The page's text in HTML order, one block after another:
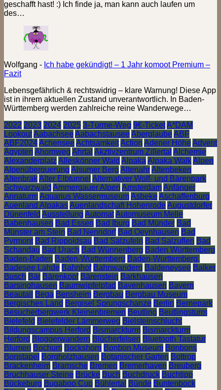
geschafft hast! :) Ich finde ja, man kann auch laufen um
des…
Wolfgang - Ich habe gekündigt! – 1 Jahr komoot Premium –
Fazit
Lebensgefährlich & rechtswidrig – klare Warnung! Diese App
ist in ihrem aktuellen Zustand unverantwortlich. In Baden-
Württemberg werden zahlreiche reine Wanderwege…
2022 2023 2024 2025 3-Türme-Weg 9€-TicketA*DAM
LookoutAabachseeAabachstauseeAberglaubeABF
ABF2024AchenseeAchtsamkeitAction Adener HöheAdvent
Ägypten Ahornweg Ahrtal Akztivzentrum Zillertal Alchemie
Alexanderplatz Alleskönner Wald Alpaka Alpaka WalkAlpen
Alpenüberquerung Alsumer Berg AltenahrAltenbeken
AltenbrakAlter Elbtunnel Alternativer Wolf- und Bärenpark
Schwarzwald Ammergauer Alpen AmsterdamAnfänger
AnnaturmAquarius WassermuseumAsbekeAschaffenburg
Auenland AlpakasAuenlandschaft HohenrodeAugustdorfer
Dünenfeld Ausstellung AutomatAutomuseum Melle
Babenhausen Bad Essen Bad Iburg Bad Münder Bad
Münster am Stein Bad Nenndorf Bad Oeynhausen Bad
Pyrmont Bad Rippoldsau Bad Salzufeln Bad Salzuflen Bad
Schandau Bad Urach Bad Wünnenberg Baden Württemberg
Baden-Baden Baden-Württemberg Baden-Württemberg.
Badesee Lahde Bahnhof Bahnwandern Baldeneysee Balker
Busch Bär Bärenkopf Bärenstein Barkhausen
Barsinghausen Baumwipfelpfad Bavenhausen Bayern
Beautail
Bega Bensheim Bergbau Bergbau Museum
Bergisches Land Bergisel Sprungschanze Berlin Bernepark
Besucherbergwerk Kleinenbremen Beutling Beutlingsturm
Bielefeld Bielefelder Lämmerweg Bielsteinschlucht
Bildungscampus Herford Bismarckturm Bismarckturm
Herford Bloggerwandern Blücherfelsen Bluetooth Tastatur
Blumen Bochum Bockshorn Bonbon Museum Bonbons
Bonstapel Borgholzhausen Botanischer Garten Bottrop
Brackenheim Bramsche Bremen Bremerhaven Breuberg
Bruchhauser Steine Brücke Buch Buchdruck Buchtipp
Bückeburg Bugaboo Cup Bühlertal Bünde Buntenbock